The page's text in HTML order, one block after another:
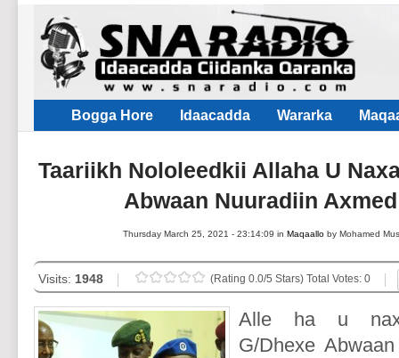
Bogga Hore Idaacadda Wararka
Taariikh Nololeedkii Allaha U
Abwaan Nuuradiin
Thursday March 25, 2021 - 23:14:09 in Maqaalloby Mohamed
Visits: 1948 (Rating 0.0/5 Stars) Total Votes: 0
Alle ha u
G/Dhexe